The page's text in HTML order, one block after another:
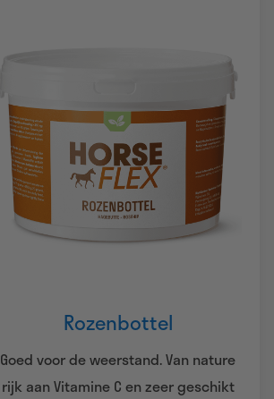
Rozenbottel
Goed voor de weerstand. Van nature
rijk aan Vitamine C en zeer geschikt